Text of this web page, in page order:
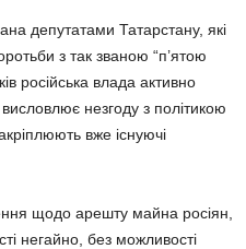
депутатами Татарстану, які
з так званою “п’ятою
російська влада активно
незгоду з політикою
вже існуючі
щодо арешту майна росіян,
негайно, без можливості